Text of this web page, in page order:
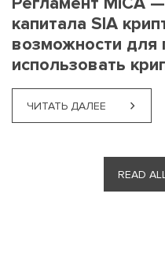
капитала SIA
возможности для
использовать
ЧИТАТЬ ДАЛЕЕ
READ